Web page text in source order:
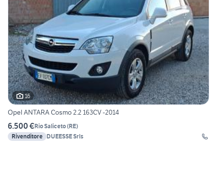
16
Opel ANTARA Cosmo 2.2 163CV -2014
6.500 €Rio Saliceto(RE)
Rivenditore DUEESSE Srls